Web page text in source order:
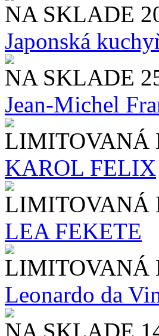
NA SKLADE
Japonská
NA SKLADE
Jean-Michel
LIMITOVANÁ
KAROL FELIX
LIMITOVANÁ
LEA FEKETE
LIMITOVANÁ
Leonardo da
NA SKLADE